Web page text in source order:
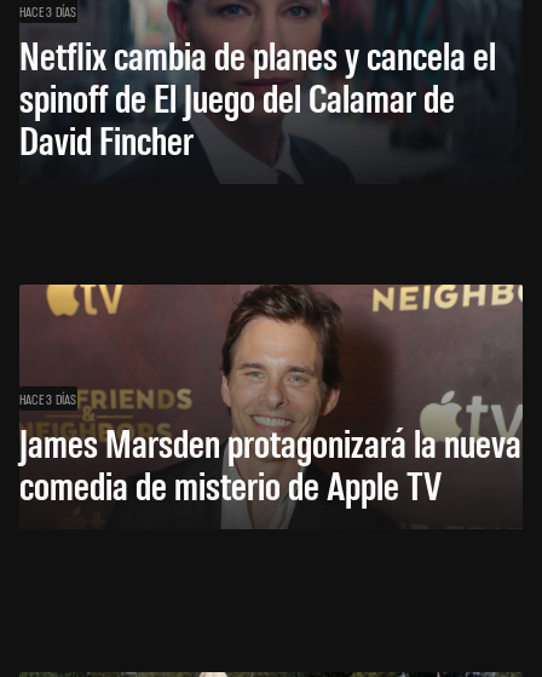
HACE 3 DÍAS
Netflix cambia de planes y cancela el
spinoff de El Juego del Calamar de
David Fincher
HACE 3 DÍAS
James Marsden protagonizará la nueva
comedia de misterio de Apple TV